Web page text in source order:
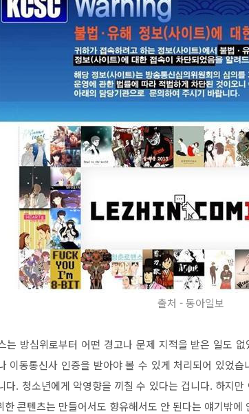
출처 - 동아일보
는 방심위로부터 어떤 경고나 문제 지적을 받은 일도
이동통신사 인증을 받아야 볼 수 있게 처리되어 있었
다. 청소년에게 악영향을 끼칠 수 있다는 겁니다. 하지
한 콘텐츠는 만들어서도 향유해서도 안 된다는 얘기밖에